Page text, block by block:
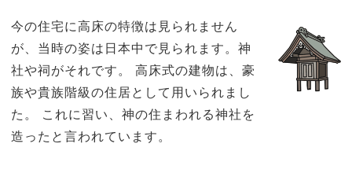
今の住宅に高床の特徴は見られません
が、当時の姿は日本中で見られます。神
社や祠がそれです。 高床式の建物は、豪
族や貴族階級の住居として用いられまし
た。 これに習い、神の住まわれる神社を
造ったと言われています。